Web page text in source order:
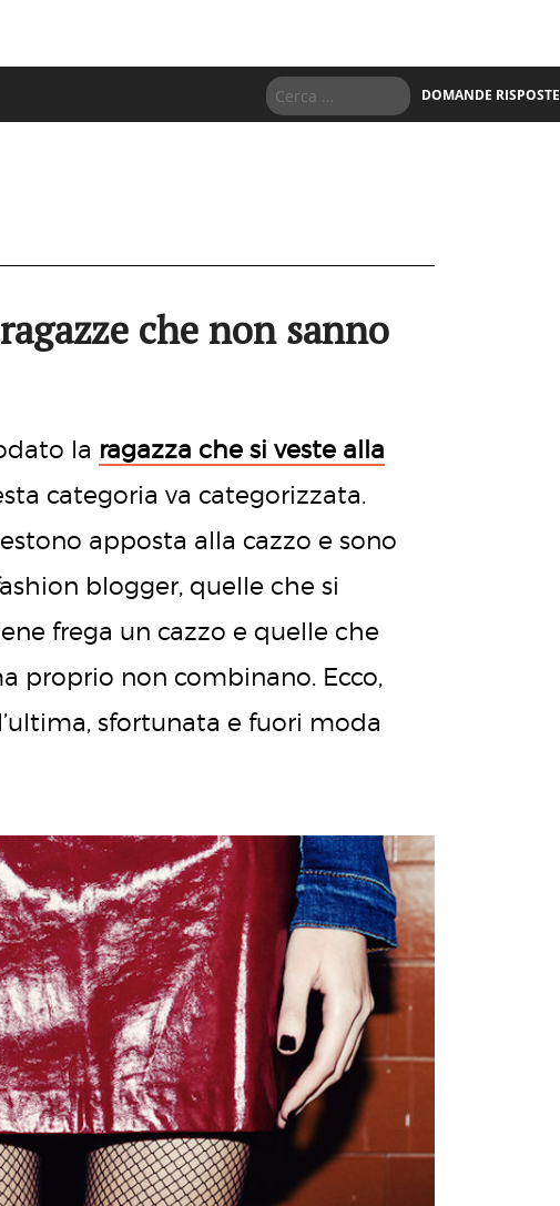
DOMANDE RISPOSTE
che non sanno
la ragazza che si veste alla
categoria va categorizzata.
apposta alla cazzo e sono
blogger, quelle che si
frega un cazzo e quelle che
proprio non combinano. Ecco,
sfortunata e fuori moda